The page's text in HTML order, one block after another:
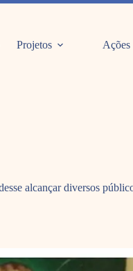
Projetos Ações
alcançar diversos